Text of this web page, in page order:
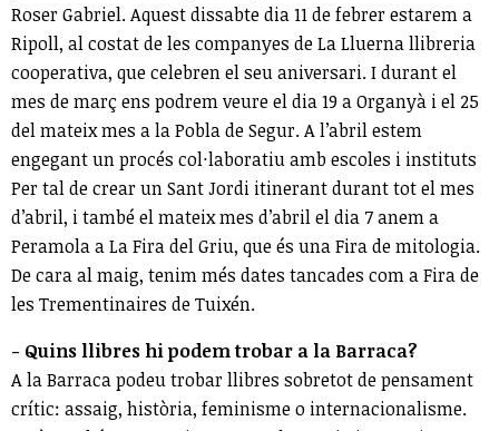
Roser Gabriel. Aquest dissabte dia 11 de febrer estarem a
Ripoll, al costat de les companyes de La Lluerna llibreria
cooperativa, que celebren el seu aniversari. I durant el
mes de març ens podrem veure el dia 19 a Organyà i el 25
del mateix mes a la Pobla de Segur. A l’abril estem
engegant un procés col·laboratiu amb escoles i instituts
Per tal de crear un Sant Jordi itinerant durant tot el mes
d’abril, i també el mateix mes d’abril el dia 7 anem a
Peramola a La Fira del Griu, que és una Fira de mitologia.
De cara al maig, tenim més dates tancades com a Fira de
les Trementinaires de Tuixén.
- Quins llibres hi podem trobar a la Barraca?
A la Barraca podeu trobar llibres sobretot de pensament
crític: assaig, història, feminisme o internacionalisme.